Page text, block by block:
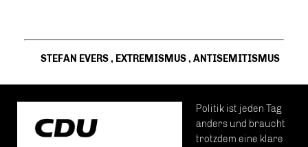
STEFAN EVERS, EXTREMISMUS, ANTISEMITISMUS
Politik ist jeden Tag
anders und braucht
trotzdem eine klare